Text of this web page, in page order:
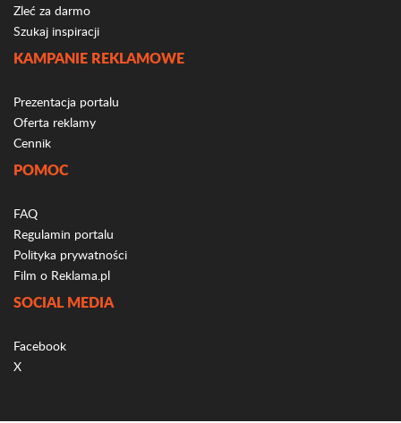
Zleć za darmo
Szukaj inspiracji
KAMPANIE REKLAMOWE
Prezentacja portalu
Oferta reklamy
Cennik
POMOC
FAQ
Regulamin portalu
Polityka prywatności
Film o Reklama.pl
SOCIAL MEDIA
Facebook
X